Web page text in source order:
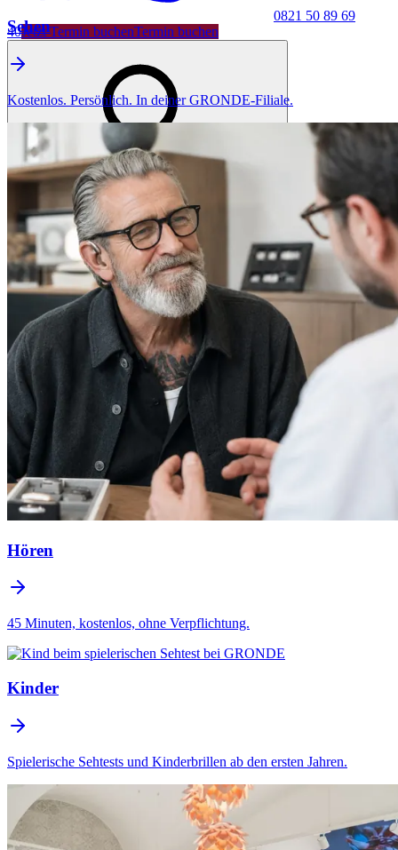
0821 50 89 69
40Jetzt Termin buchenTermin buchen
Sehen
Kostenlos. Persönlich. In deiner GRONDE-Filiale.
Hören
45 Minuten, kostenlos, ohne Verpflichtung.
Kinder
Spielerische Sehtests und Kinderbrillen ab den ersten Jahren.